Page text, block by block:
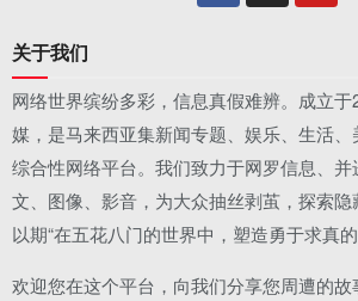
关于我们
网络世界缤纷多彩，信息真假难辨。成立
媒，是马来西亚集新闻专题、娱乐、生活
综合性网络平台。我们致力于网罗信息、
文、图像、影音，为大众抽丝剥茧，探索隐
以期“在五花八门的世界中，塑造勇于求真的
欢迎您在这个平台，向我们分享您周遭的